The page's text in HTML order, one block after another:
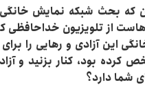
الان که بحث شبکه نمایش
از تلویزیون خداحافظی
این آزادی و رهایی را برای
کرده بود،‌ کنار بزنید و
شما دارد؟